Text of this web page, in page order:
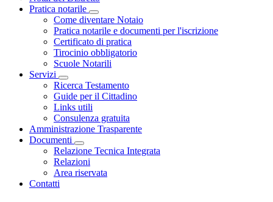
Pratica notarile
Visualizza menù di secondo livello
Come diventare Notaio
Pratica notarile e documenti per l'iscrizione
Certificato di pratica
Tirocinio obbligatorio
Scuole Notarili
Servizi
Visualizza menù di secondo livello
Ricerca Testamento
Guide per il Cittadino
Links utili
Consulenza gratuita
Amministrazione Trasparente
Documenti
Visualizza menù di secondo livello
Relazione Tecnica Integrata
Relazioni
Area riservata
Contatti